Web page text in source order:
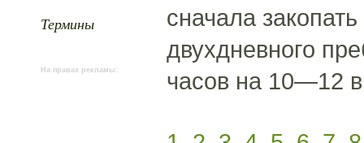
Термины
На правах рекламы:
сначала
двухдневного
часов на 10—12 в